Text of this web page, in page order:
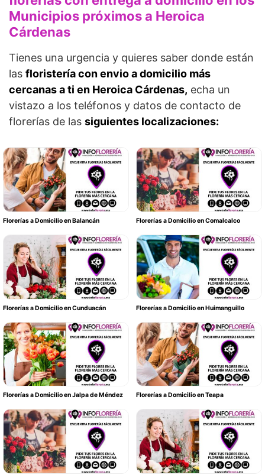
Municipios próximos a Heroica
Cárdenas
Tienes una urgencia y quieres saber donde están
las floristería con envio a domicilio más
cercanas a ti en Heroica Cárdenas, echa un
vistazo a los teléfonos y datos de contacto de
florerías de las siguientes localizaciones:
Florerías a Domicilio en Balancán Florerías a Domicilio en Comalcalco
Florerías a Domicilio en Cunduacán Florerías a Domicilio en Huimanguillo
Florerías a Domicilio en Jalpa de Méndez Florerías a Domicilio en Teapa